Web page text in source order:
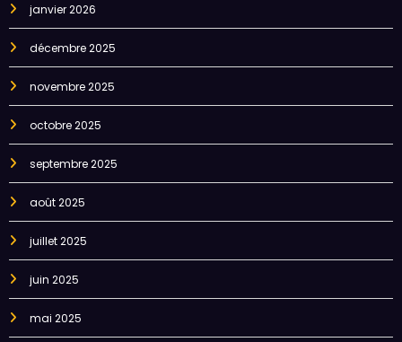
janvier 2026
décembre 2025
novembre 2025
octobre 2025
septembre 2025
août 2025
juillet 2025
juin 2025
mai 2025